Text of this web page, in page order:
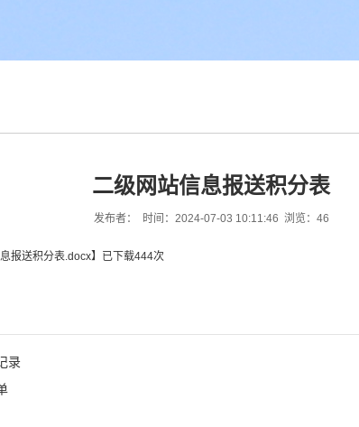
二级网站信息报送积分表
发布者： 时间：2024-07-03 10:11:46 浏览： 46
报送积分表.docx】已下载444次
录